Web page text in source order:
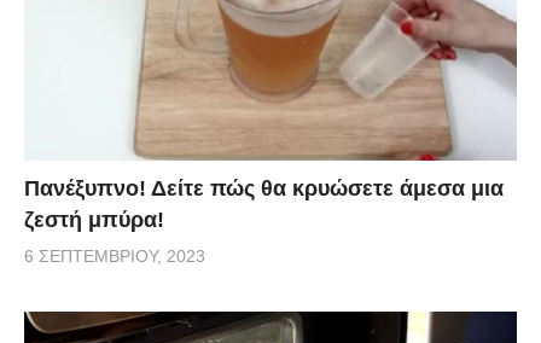
Πανέξυπνο! Δείτε πώς θα κρυώσετε άμεσα μια
ζεστή μπύρα!
6 ΣΕΠΤΕΜΒΡΊΟΥ, 2023